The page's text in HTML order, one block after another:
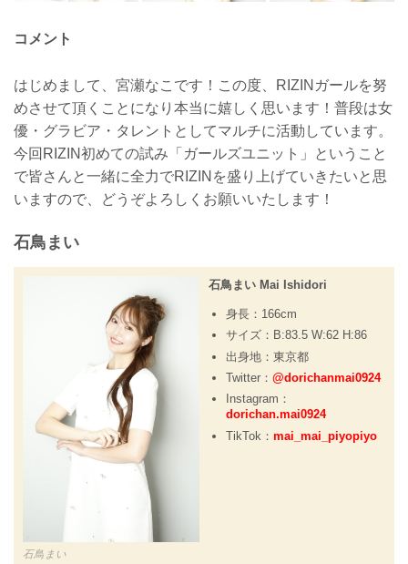
コメント
はじめまして、宮瀬なこです！この度、RIZINガールを努
めさせて頂くことになり本当に嬉しく思います！普段は女
優・グラビア・タレントとしてマルチに活動しています。
今回RIZIN初めての試み「ガールズユニット」ということ
で皆さんと一緒に全力でRIZINを盛り上げていきたいと思
いますので、どうぞよろしくお願いいたします！
石鳥まい
石鳥まい
石鳥まい Mai Ishidori
身長：166cm
サイズ：B:83.5 W:62 H:86
出身地：東京都
Twitter： @dorichanmai0924
Instagram：
dorichan.mai0924
TikTok： mai_mai_piyopiyo